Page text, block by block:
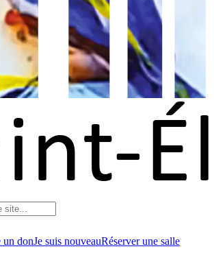
un donJe suis nouveauRéserver une salle